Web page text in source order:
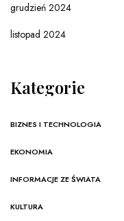
grudzień 2024
listopad 2024
Kategorie
BIZNES I TECHNOLOGIA
EKONOMIA
INFORMACJE ZE ŚWIATA
KULTURA